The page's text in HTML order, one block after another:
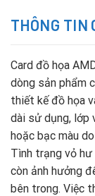
THÔNG TIN
Card đồ họa
dòng sản phẩm
thiết kế đồ họa
dài sử dụng, lớp
hoặc bạc màu
Tình trạng vỏ
còn ảnh hưởng
bên trong. Việc